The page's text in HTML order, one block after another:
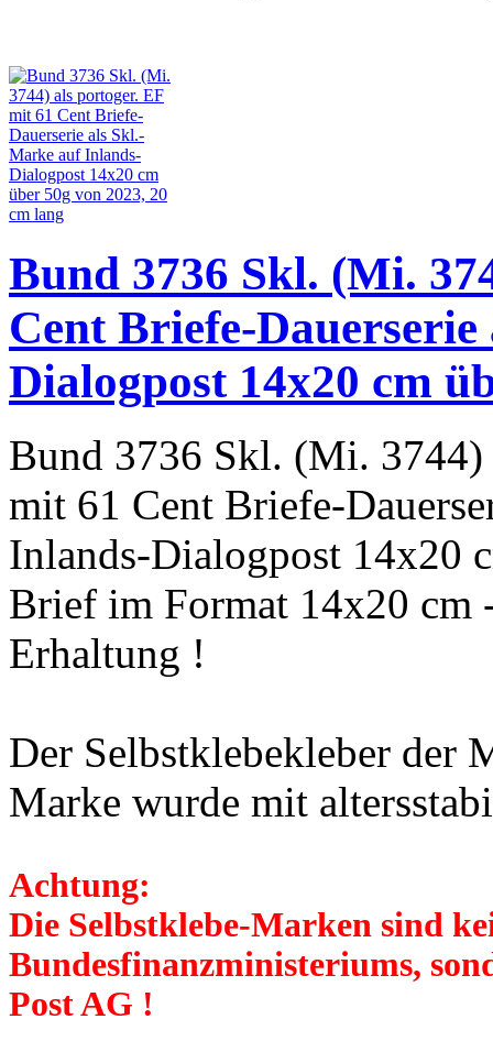
Bund 3736 Skl. (Mi.
Cent Briefe-
Dialogpost 14x20 cm
Bund 3736 Skl. (Mi. 3744)
mit 61 Cent Briefe-
Inlands-Dialogpost 14x20
Brief im Format 14x20 cm
Erhaltung !
Der Selbstklebekleber der
Marke wurde mit
Achtung:
Die Selbstklebe-Marken sind
Bundesfinanzministeriums,
Post AG !